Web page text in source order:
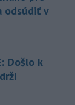
odsúdiť v
Došlo k